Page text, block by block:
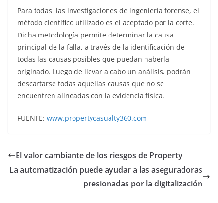
Para todas las investigaciones de ingeniería forense, el
método científico utilizado es el aceptado por la corte.
Dicha metodología permite determinar la causa
principal de la falla, a través de la identificación de
todas las causas posibles que puedan haberla
originado. Luego de llevar a cabo un análisis, podrán
descartarse todas aquellas causas que no se
encuentren alineadas con la evidencia física.
FUENTE: www.propertycasualty360.com
El valor cambiante de los riesgos de Property
La automatización puede ayudar a las aseguradoras
presionadas por la digitalización